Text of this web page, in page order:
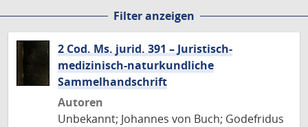
Filter anzeigen
2 Cod. Ms. jurid. 391 – Juristisch-
medizinisch-naturkundliche
Sammelhandschrift
Autoren
Unbekannt; Johannes von Buch; Godefridus